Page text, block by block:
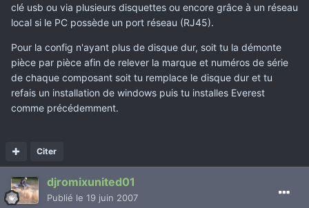
clé usb ou via plusieurs disquettes ou encore grâce à un réseau
local si le PC possède un port réseau (RJ45).
Pour la config n'ayant plus de disque dur, soit tu la démonte
pièce par pièce afin de relever la marque et numéros de série
de chaque composant soit tu remplace le disque dur et tu
refais un installation de windows puis tu installes Everest
comme précédemment.
Citer
djromixunited01
Publié le 19 juin 2007